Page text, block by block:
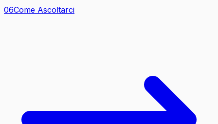
06Come Ascoltarci